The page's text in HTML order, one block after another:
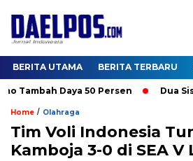
BERITA UTAMA BERITA TERBARU
Tambah Daya 50 Persen Dua
Home / Olahraga
Tim Voli Indonesia
Kamboja 3-0 di SEA V